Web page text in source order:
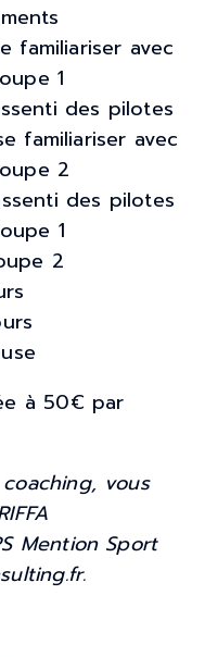
familiariser avec
1
des pilotes
familiariser avec
2
des pilotes
1
2
à 50€ par
vous
Mention Sport